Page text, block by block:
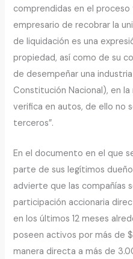
comprendidas en el
empresario de recobrar la
de liquidación es una
propiedad, así como de su
de desempeñar una
Constitución Nacional), en
verifica en autos, de ello no
terceros”.
En el documento en el que
parte de sus legítimos
advierte que las compañías
participación accionaria
en los últimos 12 meses
poseen activos por más de
manera directa a más de